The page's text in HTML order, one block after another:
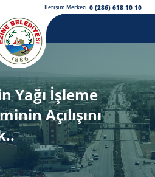
İletişim Merkezi 0 (286) 618 10 10
Yağı İşleme
Açılışını